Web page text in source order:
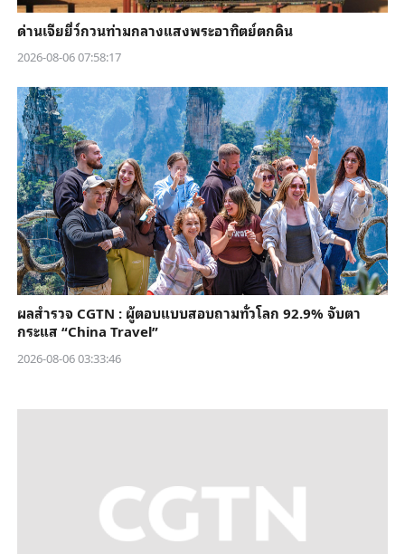
ด่านเจียยี่ว์กวนท่ามกลางแสงพระอาทิตย์ตกดิน
2026-08-06 07:58:17
ผลสำรวจ CGTN : ผู้ตอบแบบสอบถามทั่วโลก 92.9% จับตา
กระแส “China Travel”
2026-08-06 03:33:46